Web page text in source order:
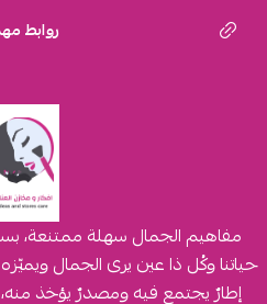
روابط
مفاهيم الجمال سهلة ممتنعة،
حياتنا وكُل ذا عين يرى الجمال
إطارٌ يجتمع فيه ومصدرٌ يؤخذ